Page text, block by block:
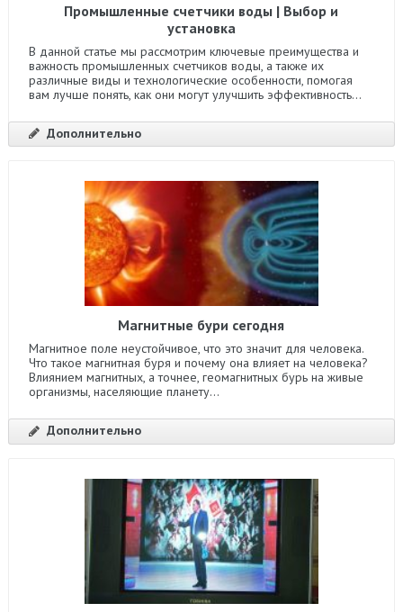
Промышленные счетчики воды | Выбор и
установка
В данной статье мы рассмотрим ключевые преимущества и
важность промышленных счетчиков воды, а также их
различные виды и технологические особенности, помогая
вам лучше понять, как они могут улучшить эффективность...
Дополнительно
Магнитные бури сегодня
Магнитное поле неустойчивое, что это значит для человека.
Что такое магнитная буря и почему она влияет на человека?
Влиянием магнитных, а точнее, геомагнитных бурь на живые
организмы, населяющие планету...
Дополнительно